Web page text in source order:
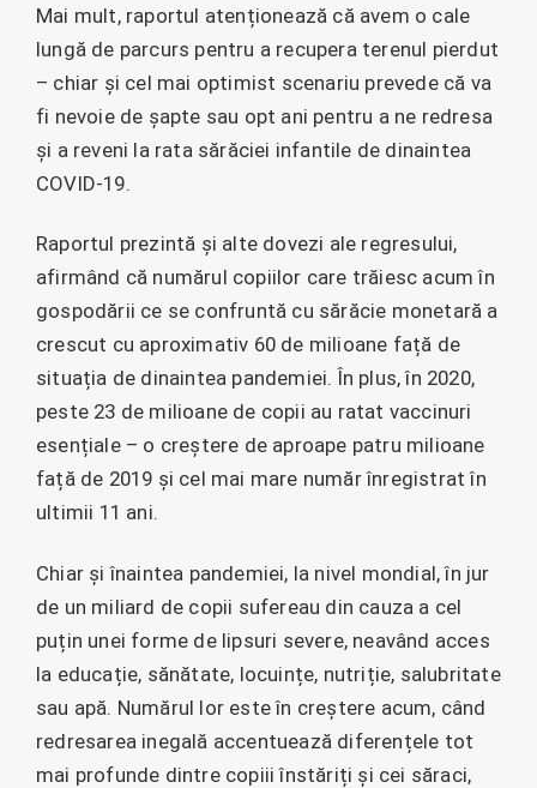
Mai mult, raportul atenționează că avem o cale
lungă de parcurs pentru a recupera terenul pierdut
– chiar și cel mai optimist scenariu prevede că va
fi nevoie de șapte sau opt ani pentru a ne redresa
și a reveni la rata sărăciei infantile de dinaintea
COVID-19.
Raportul prezintă și alte dovezi ale regresului,
afirmând că numărul copiilor care trăiesc acum în
gospodării ce se confruntă cu sărăcie monetară a
crescut cu aproximativ 60 de milioane față de
situația de dinaintea pandemiei. În plus, în 2020,
peste 23 de milioane de copii au ratat vaccinuri
esențiale – o creștere de aproape patru milioane
față de 2019 și cel mai mare număr înregistrat în
ultimii 11 ani.
Chiar și înaintea pandemiei, la nivel mondial, în jur
de un miliard de copii sufereau din cauza a cel
puțin unei forme de lipsuri severe, neavând acces
la educație, sănătate, locuințe, nutriție, salubritate
sau apă. Numărul lor este în creștere acum, când
redresarea inegală accentuează diferențele tot
mai profunde dintre copiii înstăriți și cei săraci,